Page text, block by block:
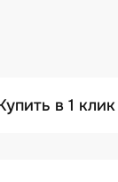
в 1 клик